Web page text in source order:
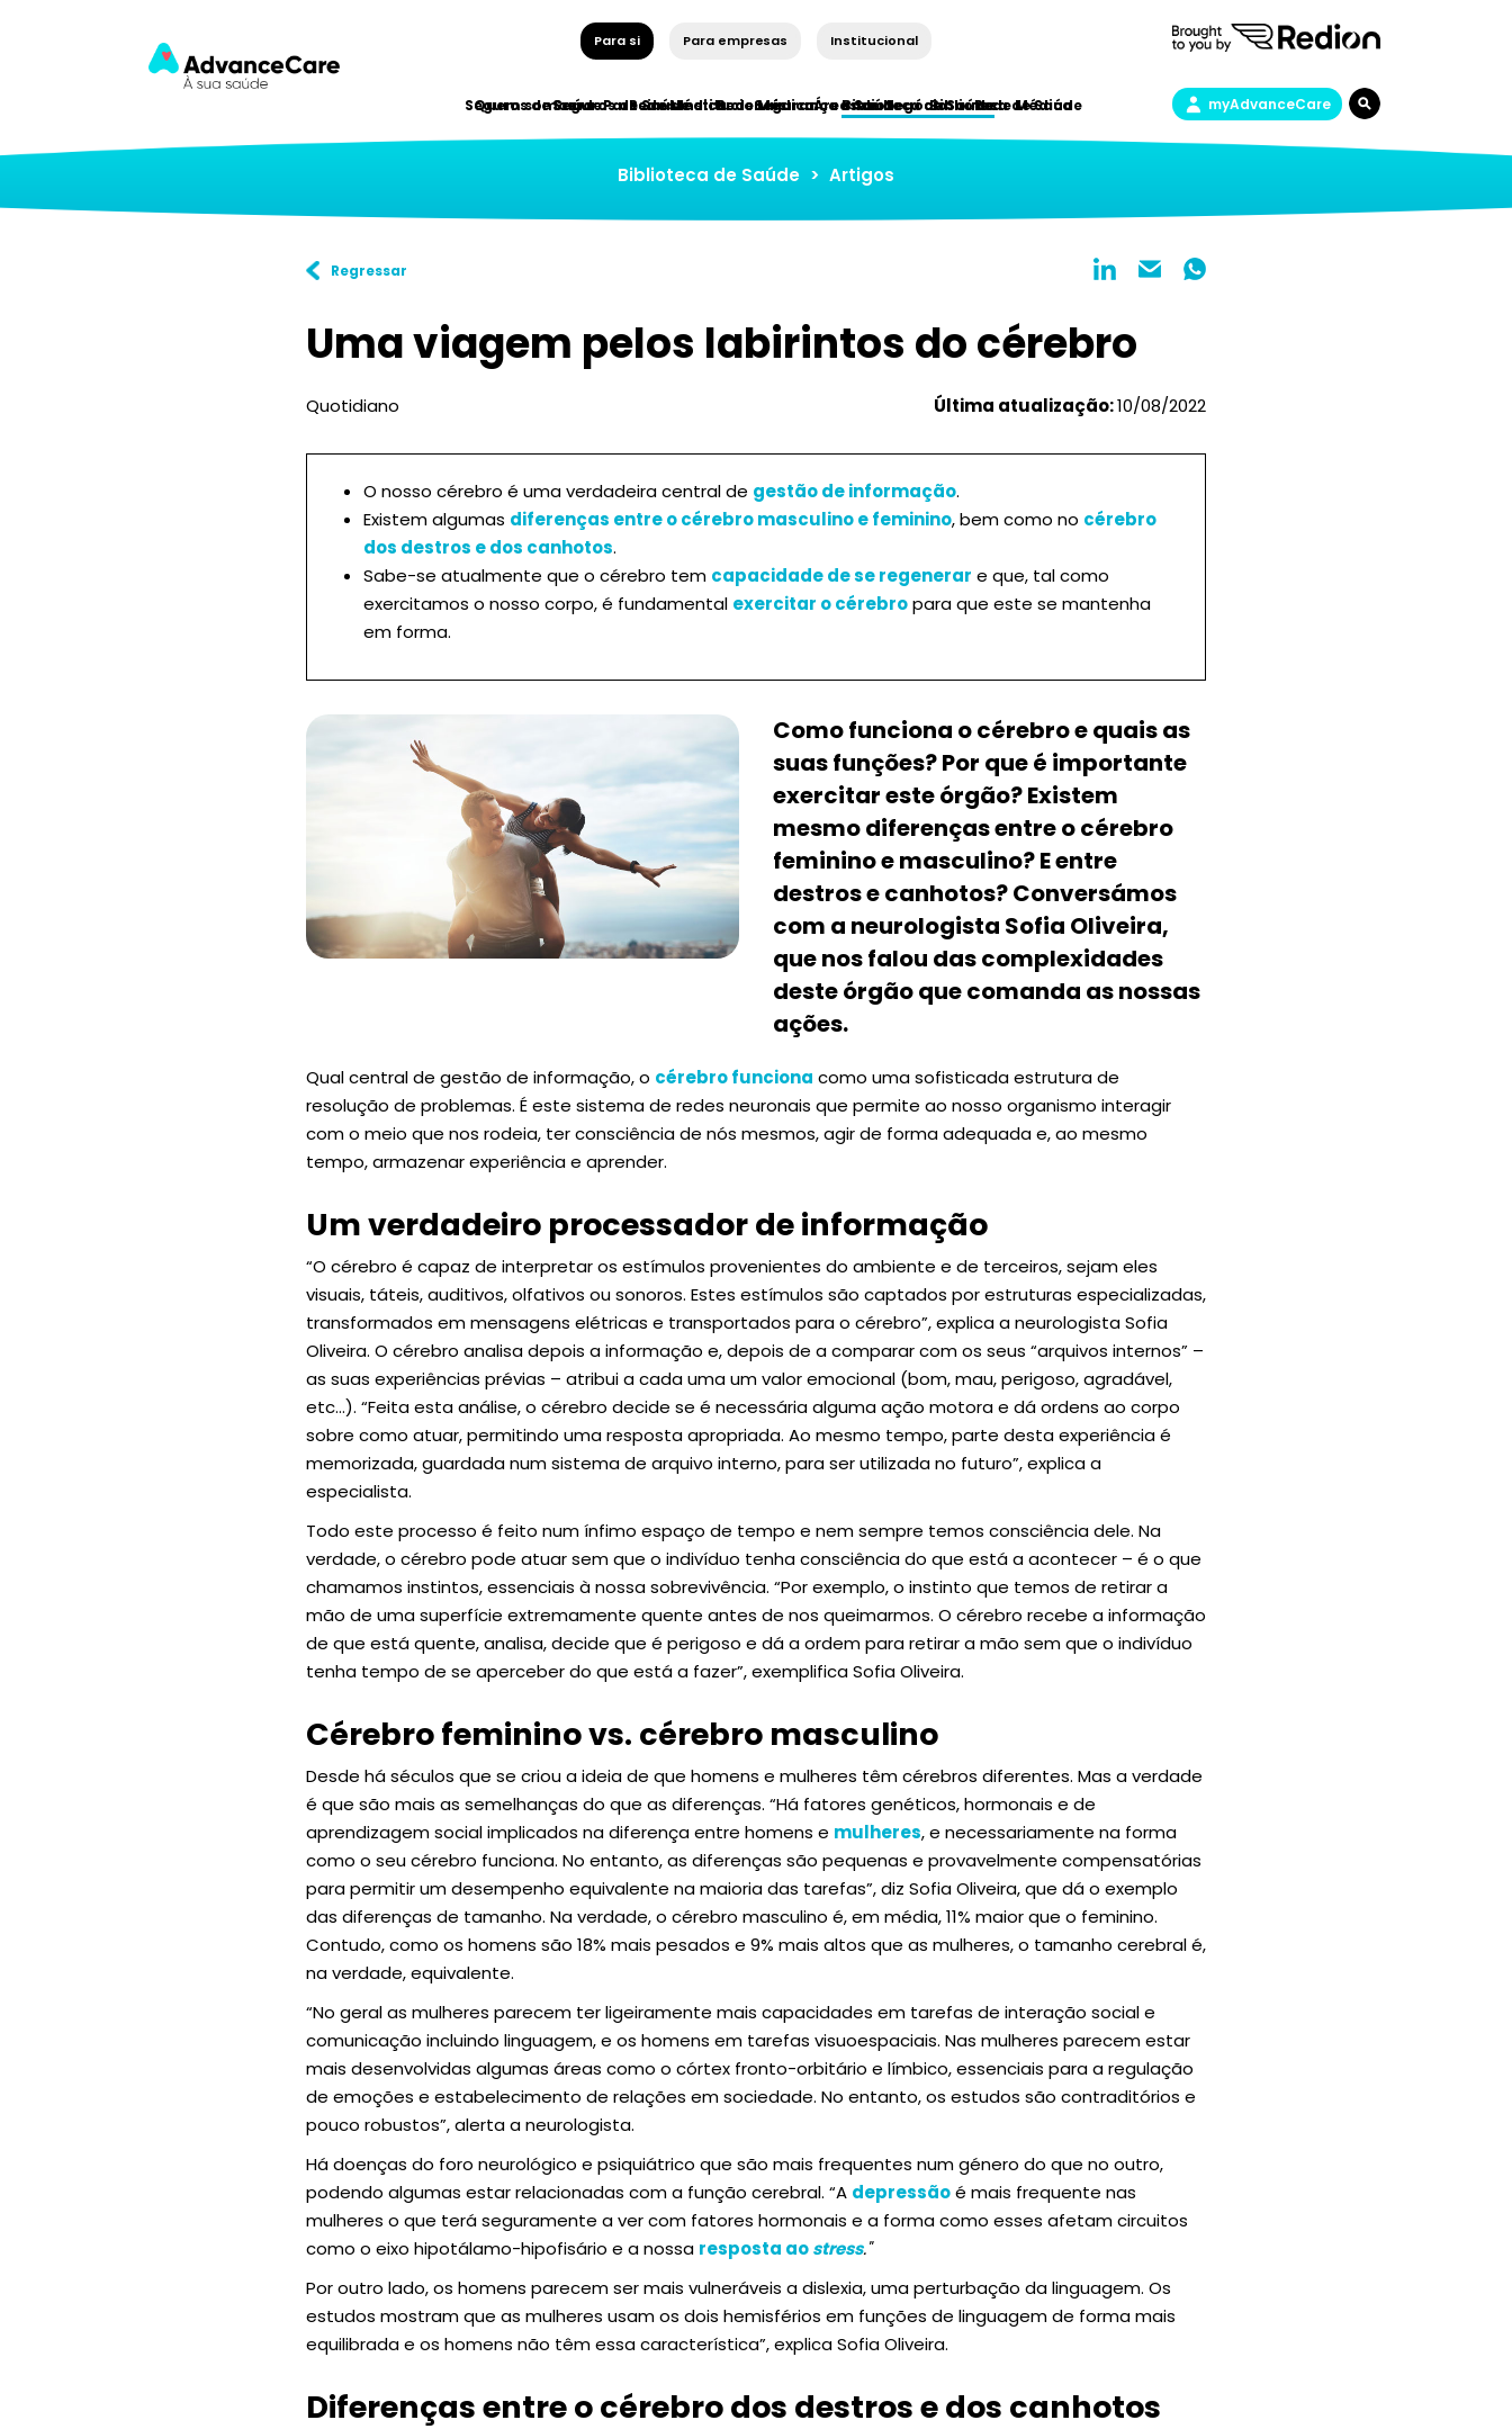
Para si Para empresas Institucional
Seguros de Saúde Rede Médica Biblioteca de Saúde
Seguros de Saúde Rede Médica Segurança e Saúde Biblioteca de Saúde
Quem somos Parceiros Institucionais Áreas de Negócio Rede Médica myAdvanceCare
Biblioteca de Saúde > Artigos
Regressar
Uma viagem pelos labirintos do cérebro
Quotidiano Última atualização:10/08/2022
O nosso cérebro é uma verdadeira central de gestão de informação.
Existem algumas diferenças entre o cérebro masculino e feminino, bem como no cérebro
dos destros e dos canhotos.
Sabe-se atualmente que o cérebro tem capacidade de se regenerar e que, tal como
exercitamos o nosso corpo, é fundamental exercitar o cérebropara que este se mantenha
em forma.
Como funciona o cérebro e quais as
suas funções? Por que é importante
exercitar este órgão? Existem
mesmo diferenças entre o cérebro
feminino e masculino? E entre
destros e canhotos? Conversámos
com a neurologista Sofia Oliveira,
que nos falou das complexidades
deste órgão que comanda as nossas
ações.
Qual central de gestão de informação, o cérebro funciona como uma sofisticada estrutura de
resolução de problemas. É este sistema de redes neuronais que permite ao nosso organismo interagir
com o meio que nos rodeia, ter consciência de nós mesmos, agir de forma adequada e, ao mesmo
tempo, armazenar experiência e aprender.
Um verdadeiro processador de informação
“O cérebro é capaz de interpretar os estímulos provenientes do ambiente e de terceiros, sejam eles
visuais, táteis, auditivos, olfativos ou sonoros. Estes estímulos são captados por estruturas especializadas,
transformados em mensagens elétricas e transportados para o cérebro”, explica a neurologista Sofia
Oliveira. O cérebro analisa depois a informação e, depois de a comparar com os seus “arquivos internos” –
as suas experiências prévias – atribui a cada uma um valor emocional (bom, mau, perigoso, agradável,
etc…). “Feita esta análise, o cérebro decide se é necessária alguma ação motora e dá ordens ao corpo
sobre como atuar, permitindo uma resposta apropriada. Ao mesmo tempo, parte desta experiência é
memorizada, guardada num sistema de arquivo interno, para ser utilizada no futuro”, explica a
especialista.
Todo este processo é feito num ínfimo espaço de tempo e nem sempre temos consciência dele. Na
verdade, o cérebro pode atuar sem que o indivíduo tenha consciência do que está a acontecer – é o que
chamamos instintos, essenciais à nossa sobrevivência. “Por exemplo, o instinto que temos de retirar a
mão de uma superfície extremamente quente antes de nos queimarmos. O cérebro recebe a informação
de que está quente, analisa, decide que é perigoso e dá a ordem para retirar a mão sem que o indivíduo
tenha tempo de se aperceber do que está a fazer”, exemplifica Sofia Oliveira.
Cérebro feminino vs. cérebro masculino
Desde há séculos que se criou a ideia de que homens e mulheres têm cérebros diferentes. Mas a verdade
é que são mais as semelhanças do que as diferenças. “Há fatores genéticos, hormonais e de
aprendizagem social implicados na diferença entre homens e mulheres, e necessariamente na forma
como o seu cérebro funciona. No entanto, as diferenças são pequenas e provavelmente compensatórias
para permitir um desempenho equivalente na maioria das tarefas”, diz Sofia Oliveira, que dá o exemplo
das diferenças de tamanho. Na verdade, o cérebro masculino é, em média, 11% maior que o feminino.
Contudo, como os homens são 18% mais pesados e 9% mais altos que as mulheres, o tamanho cerebral é,
na verdade, equivalente.
“No geral as mulheres parecem ter ligeiramente mais capacidades em tarefas de interação social e
comunicação incluindo linguagem, e os homens em tarefas visuoespaciais. Nas mulheres parecem estar
mais desenvolvidas algumas áreas como o córtex fronto-orbitário e límbico, essenciais para a regulação
de emoções e estabelecimento de relações em sociedade. No entanto, os estudos são contraditórios e
pouco robustos”, alerta a neurologista.
Há doenças do foro neurológico e psiquiátrico que são mais frequentes num género do que no outro,
podendo algumas estar relacionadas com a função cerebral. “A depressãoé mais frequente nas
mulheres o que terá seguramente a ver com fatores hormonais e a forma como esses afetam circuitos
como o eixo hipotálamo-hipofisário e a nossa resposta aostress."
Por outro lado, os homens parecem ser mais vulneráveis a dislexia, uma perturbação da linguagem. Os
estudos mostram que as mulheres usam os dois hemisférios em funções de linguagem de forma mais
equilibrada e os homens não têm essa característica”, explica Sofia Oliveira.
Diferenças entre o cérebro dos destros e dos canhotos